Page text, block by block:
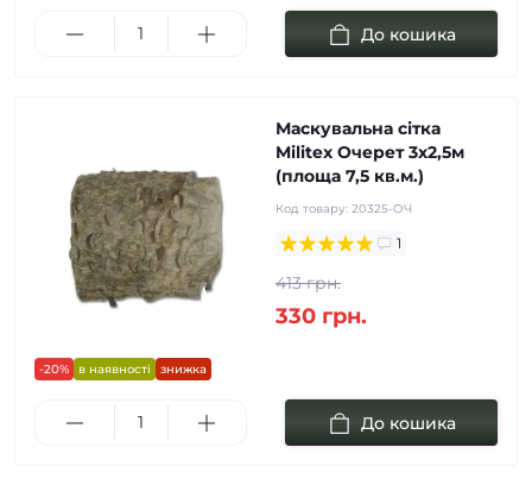
До кошика
-20% в наявності знижка
Маскувальна сітка
Militex Очерет 3х2,5м
(площа 7,5 кв.м.)
Код товару: 20325-ОЧ
1
413 грн.
330 грн.
До кошика